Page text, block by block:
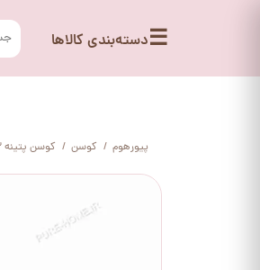
☰دسته‌بندی کالاها
پیورهوم کوسن کوسن پتینه 3